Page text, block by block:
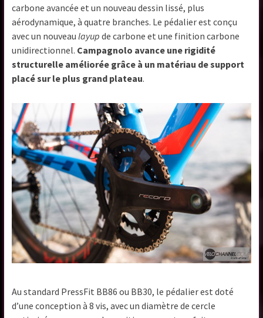
carbone avancée et un nouveau dessin lissé, plus
aérodynamique, à quatre branches. Le pédalier est conçu
avec un nouveaulayup de carbone et une finition carbone
unidirectionnel. Campagnolo avance une rigidité
structurelle améliorée grâce à un matériau de support
placé sur le plus grand plateau.
Au standard PressFit BB86 ou BB30, le pédalier est doté
d’une conception à 8 vis, avec un diamètre de cercle